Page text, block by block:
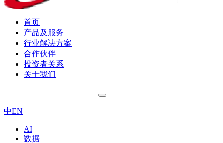
首页
产品及服务
行业解决方案
合作伙伴
投资者关系
关于我们
中EN
AI
数据